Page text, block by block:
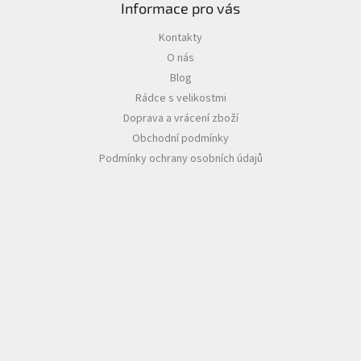
Informace pro vás
Kontakty
O nás
Blog
Rádce s velikostmi
Doprava a vrácení zboží
Obchodní podmínky
Podmínky ochrany osobních údajů